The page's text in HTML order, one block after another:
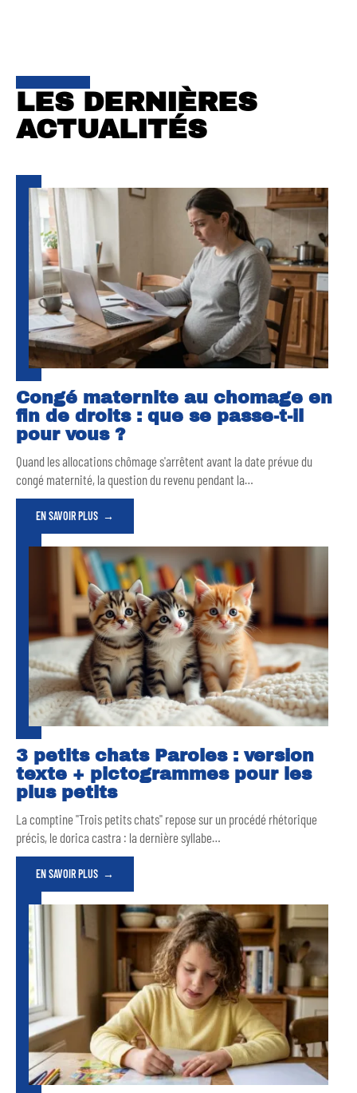
LES DERNIÈRES
ACTUALITÉS
Congé maternite au chomage en
fin de droits : que se passe-t-il
pour vous ?
Quand les allocations chômage s'arrêtent avant la date prévue du
congé maternité, la question du revenu pendant la…
EN SAVOIR PLUS
3 petits chats Paroles : version
texte + pictogrammes pour les
plus petits
La comptine "Trois petits chats" repose sur un procédé rhétorique
précis, le dorica castra : la dernière syllabe…
EN SAVOIR PLUS